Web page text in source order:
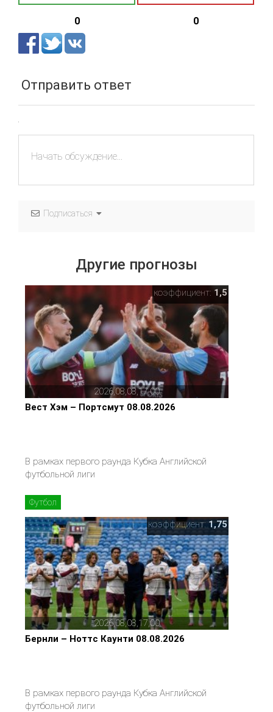
0 0
Отправить ответ
Подписаться
Другие прогнозы
2026,08,08,17,00
коэффициент: 1,5
Вест Хэм – Портсмут 08.08.2026
В рамках первого раунда Кубка Английской
футбольной лиги
Футбол
2026,08,08,17,00
коэффициент: 1,75
Бернли – Ноттс Каунти 08.08.2026
В рамках первого раунда Кубка Английской
футбольной лиги